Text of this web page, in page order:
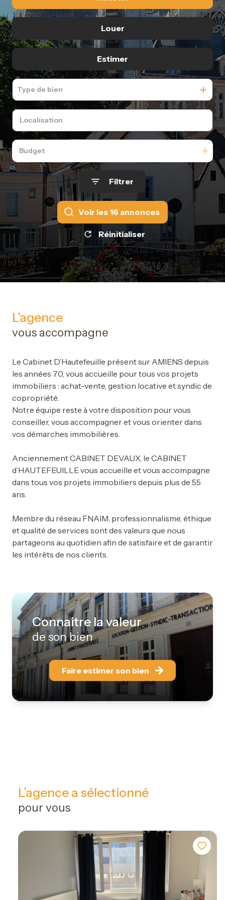
De l'immo pro
Louer
De l'immo pro
Estimer
Type de bien
Budget
Filtrer
Voir les 16 annonces
Réinitialiser
Connaitre la valeur
de son bien
Faire estimer son bien
L'agence
vous accompagne
Le Cabinet D’Hautefeuille présent sur AMIENS depuis
les années 70, vous accueille pour tous vos projets
immobiliers : achat-vente, gestion locative et syndic de
copropriété.
Notre équipe reste à votre disposition pour vous
conseiller, vous accompagner et vous orienter dans
vos démarches immobilières.
Anciennement CABINET DEVAUX, le CABINET
d’HAUTEFEUILLE vous accueille et vous accompagne
dans tous vos projets immobiliers depuis plus de 55
ans.
Membre du réseau FNAIM, professionnalisme, éthique
et qualité de services sont des valeurs que nous
partageons au quotidien afin de satisfaire et de garantir
les intérêts de nos clients.
L'agence a sélectionné
pour vous